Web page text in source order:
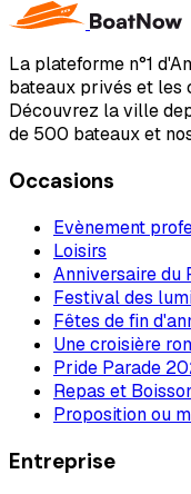
La plateforme n°1
bateaux privés et les
Découvrez la ville
de 500 bateaux et
Occasions
Evènement
Loisirs
Anniversaire du
Festival des
Fêtes de fin
Une croisière
Pride Parade
Repas et
Proposition ou
Entreprise